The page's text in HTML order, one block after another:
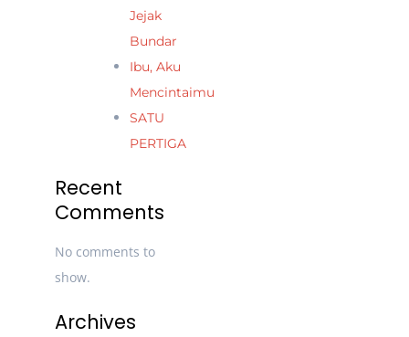
Jejak
Bundar
Ibu, Aku
Mencintaimu
SATU
PERTIGA
Recent
Comments
No comments to
show.
Archives